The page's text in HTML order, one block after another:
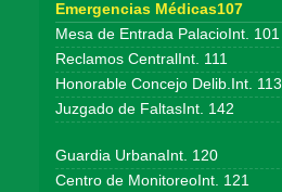
Emergencias Médicas107
Mesa de Entrada PalacioInt. 101
Reclamos CentralInt. 111
Honorable Concejo Delib.Int. 113
Juzgado de FaltasInt. 142
Guardia UrbanaInt. 120
Centro de MonitoreoInt. 121